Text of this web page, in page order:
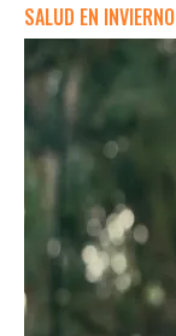
SALUD EN INVIERNO